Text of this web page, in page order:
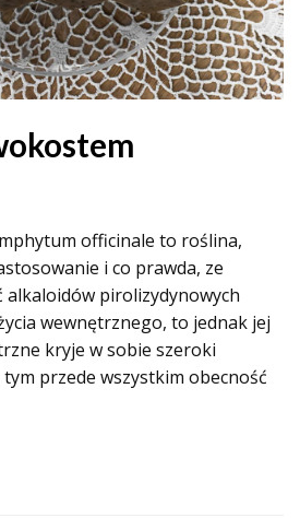
officinale to roślina,
i co prawda, ze
alkaloidów pirolizydynowych
wewnętrznego, to jednak jej
kryje w sobie szeroki
tym przede wszystkim obecność